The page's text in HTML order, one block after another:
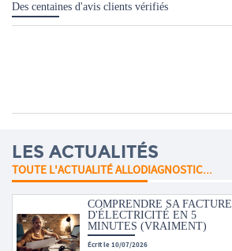
Des centaines d'avis clients vérifiés
LES ACTUALITÉS
TOUTE L'ACTUALITÉ ALLODIAGNOSTIC...
COMPRENDRE SA FACTURE
D'ÉLECTRICITÉ EN 5
MINUTES (VRAIMENT)
Écrit le 10/07/2026